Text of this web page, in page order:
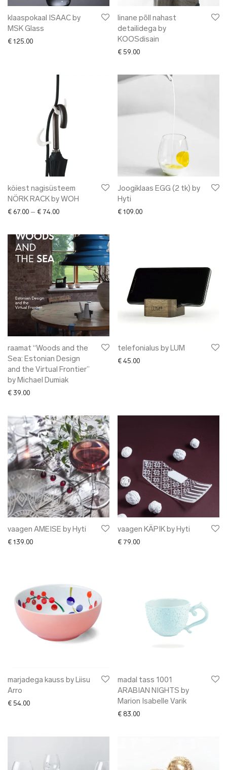
klaaspokaal ISAAC by
MSK Glass
€ 125.00
linane põll nahast
detailidega by
KOOSdisain
€ 59.00
köiest nagisüsteem
NÖRK RACK by WOH
€ 67.00 – € 74.00Price range: € 67.00 through € 74.00
Joogiklaas EGG (2 tk) by
Hyti
€ 109.00
raamat “Woods and the
Sea: Estonian Design
and the Virtual Frontier”
by Michael Dumiak
€ 39.00
telefonialus by LUM
€ 45.00
vaagen AMEISE by Hyti
€ 139.00
vaagen KÄPIK by Hyti
€ 79.00
marjadega kauss by Liisu
Arro
€ 54.00
madal tass 1001
ARABIAN NIGHTS by
Marion Isabelle Varik
€ 83.00